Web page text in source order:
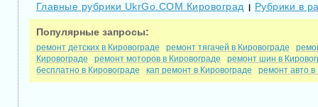
Главные рубрики UkrGo.COM Кировоград | Рубрики в
Популярные запросы:
ремонт детских в Кировограде ремонт тягачей в Кировограде
Кировограде
ремонт моторов в Кировограде
ремонт шин в
бесплатно в Кировограде
кап ремонт в Кировограде ремонт авто в